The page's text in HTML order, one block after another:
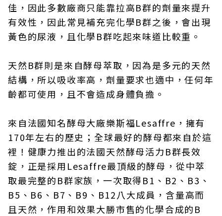
佳，因此多數廠商只能靠拉高B群的劑量來提升
有效性，因此常見補充完化學B群之後，會出現
黃色的尿液，且化學B群吃起來味道比較重。
天然B群則是來自酵母萃取，因為是多元的天然
結構，所以吸收率高，劑量要求也適中，任何年
齡都可使用，且不會造成身體負擔。
來自法國知名酵母大廠樂斯福Lesaffre，擁有
170年左右的歷史；全球最好的酵母都來自於這
裡！健康力推出的法國天然酵母活力B群長效
錠，正是採用Lesaffre最頂級的酵母，從中萃
取最完整的B群家族，一次取得B1、B2、B3、
B5、B6、B7、B9、B12八大成員，含量高而
且天然，作用和效果大勝市售的化學合成的B